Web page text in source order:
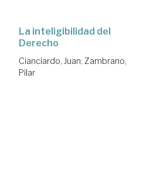
La inteligibilidad del
Derecho
Cianciardo, Juan; Zambrano,
Pilar